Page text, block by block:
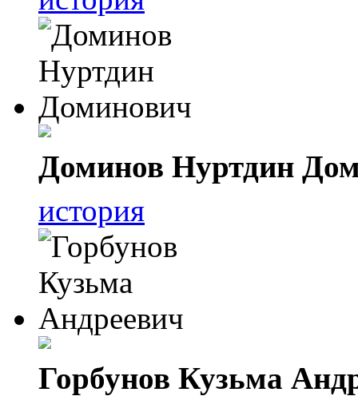
Доминов Нуртдин
история
Горбунов Кузьма